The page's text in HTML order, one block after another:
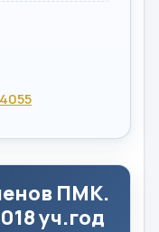
ПМК.
уч.год